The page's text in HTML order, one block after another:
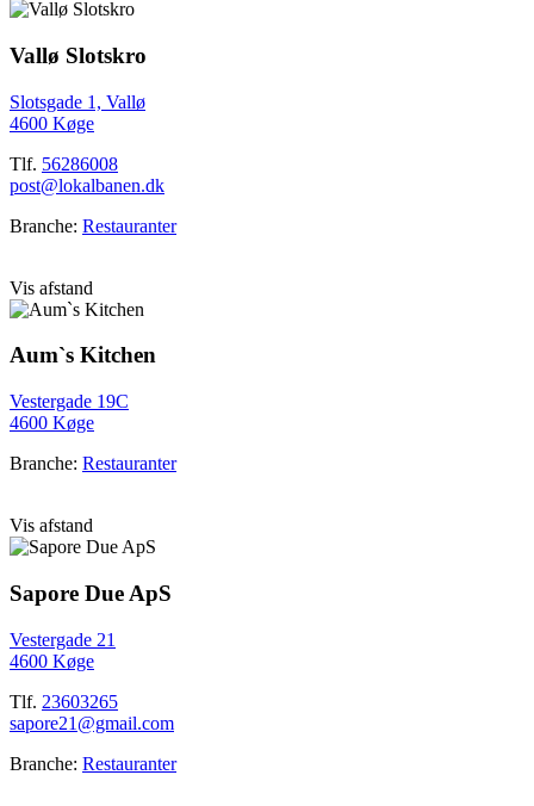
Vallø Slotskro
Slotsgade 1, Vallø
4600 Køge
Tlf. 56286008
post@lokalbanen.dk
Branche: Restauranter
Vis afstand
Aum`s Kitchen
Vestergade 19C
4600 Køge
Branche: Restauranter
Vis afstand
Sapore Due ApS
Vestergade 21
4600 Køge
Tlf. 23603265
sapore21@gmail.com
Branche: Restauranter